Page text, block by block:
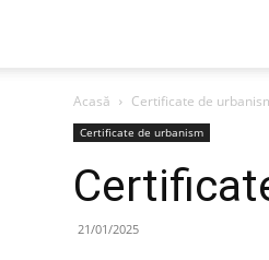
Acasă Certificate de
Certificate de urbanism
21/01/2025